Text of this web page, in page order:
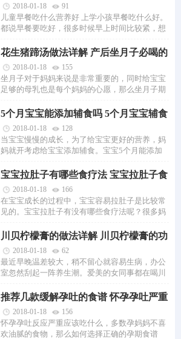
什么好
2018-01-18 91
儿童早餐吃什么营养好 上学小孩早餐吃什么好。
都说早餐要吃好，很多时候早上时间比较紧，想
花生猪蹄汤做法详解 产后坐月子必喝的
这些汤
2018-01-18 155
坐月子对于妈妈来说是非常重要的，同时给宝宝
足够的母乳也是每个妈妈的心愿，那么坐月子期
5个月宝宝能添加辅食吗 5个月宝宝辅食
推荐2018-01-18 128
当宝宝慢慢的成长，为了给宝宝更好的营养，妈
妈就开考虑给宝宝添加辅食。宝宝5个月能添加
宝宝拉肚子有哪些食疗法 宝宝拉肚子食
谱推荐
2018-01-18 166
在宝宝成长的过程中，宝宝容易拉肚子是比较常
见的。宝宝拉肚子有没有哪些食疗法呢？很多妈
川贝柠檬膏的做法详解 川贝柠檬膏的功
效是什么
2018-01-18 62
最近早晚温差较大，稍不留心就容易生病，办公
室忽然刮起一阵养生潮。爱美的女同事都在喝川
推荐几款缓解孕吐的食谱 怀孕孕吐严重
可以试试
2018-01-18 156
怀孕孕吐反应严重应该吃什么，多数孕妈妈不喜
欢油腻的食物，那么如何选择正确的孕期食谱